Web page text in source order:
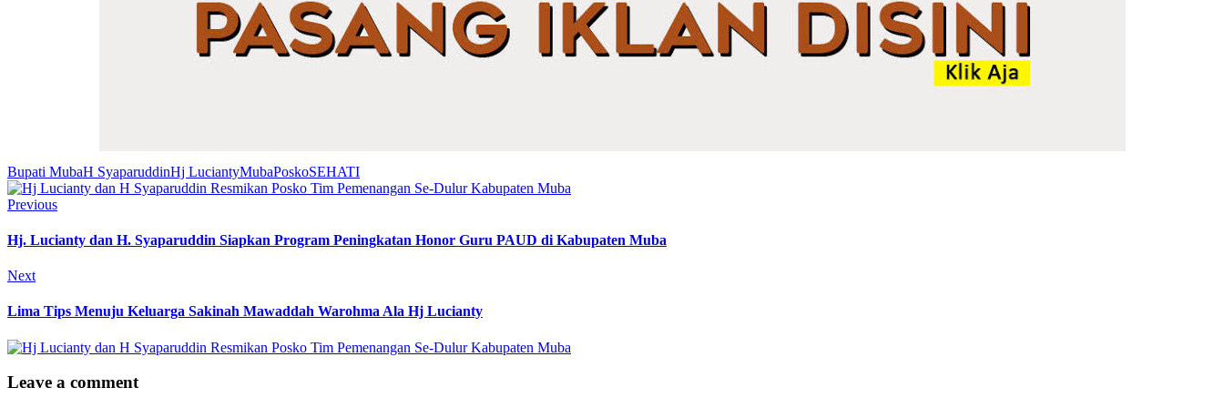
Bupati MubaH SyaparuddinHj LuciantyMubaPoskoSEHATI
Previous
Hj. Lucianty dan H. Syaparuddin Siapkan Program Peningkatan Honor Guru PAUD di Kabupaten Muba
Next
Lima Tips Menuju Keluarga Sakinah Mawaddah Warohma Ala Hj Lucianty
Leave a comment